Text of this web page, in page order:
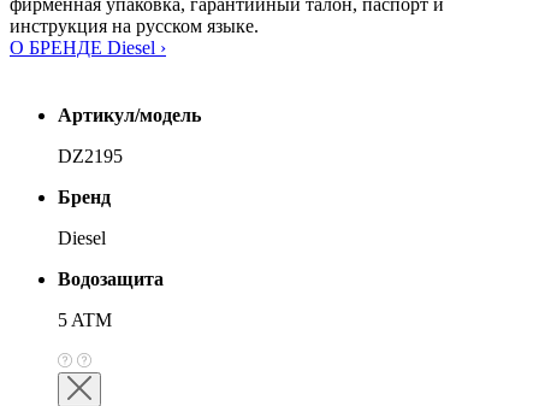
фирменная упаковка, гарантийный талон, паспорт и
инструкция на русском языке.
О БРЕНДЕ Diesel ›
Артикул/модель
DZ2195
Бренд
Diesel
Водозащита
5 ATM